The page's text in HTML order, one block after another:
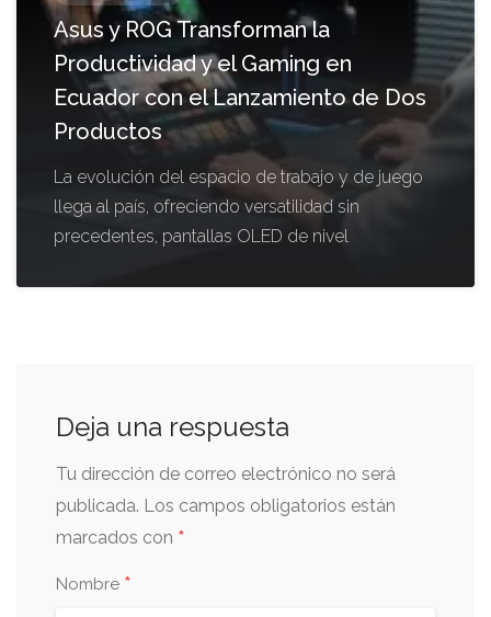
Asus y ROG Transforman la
Productividad y el Gaming en
Ecuador con el Lanzamiento de Dos
Productos
La evolución del espacio de trabajo y de juego
llega al país, ofreciendo versatilidad sin
precedentes, pantallas OLED de nivel
Deja una respuesta
Tu dirección de correo electrónico no será
publicada. Los campos obligatorios están
marcados con *
Nombre *